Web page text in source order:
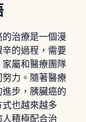
的治療是一個漫
辛的過程，需要
家屬和醫療團隊
努力。隨著醫療
進步，胰臟癌的
式也越來越多
人積極配合治